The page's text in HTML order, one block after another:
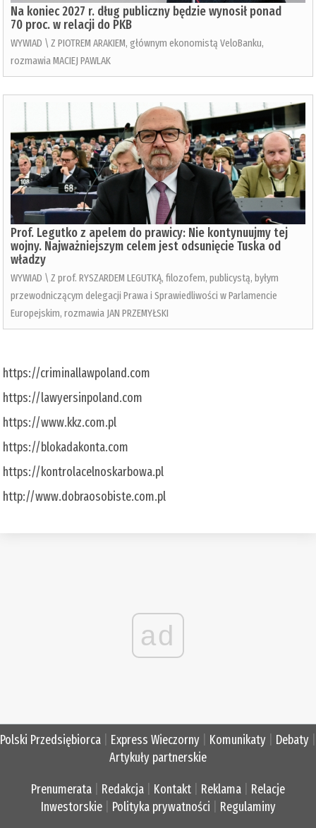
Na koniec 2027 r. dług publiczny będzie wynosił ponad
70 proc. w relacji do PKB
WYWIAD \ Z PIOTREM ARAKIEM, głównym ekonomistą VeloBanku,
rozmawia MACIEJ PAWLAK
Prof. Legutko z apelem do prawicy: Nie kontynuujmy tej
wojny. Najważniejszym celem jest odsunięcie Tuska od
władzy
WYWIAD \ Z prof. RYSZARDEM LEGUTKĄ, filozofem, publicystą, byłym
przewodniczącym delegacji Prawa i Sprawiedliwości w Parlamencie
Europejskim, rozmawia JAN PRZEMYŁSKI
https://criminallawpoland.com
https://lawyersinpoland.com
https://www.kkz.com.pl
https://blokadakonta.com
https://kontrolacelnoskarbowa.pl
http://www.dobraosobiste.com.pl
ad
Polski Przedsiębiorca Express Wieczorny Komunikaty Debaty
Artykuły partnerskie
Prenumerata Redakcja Kontakt Reklama
Relacje
Inwestorskie| Polityka prywatności Regulaminy